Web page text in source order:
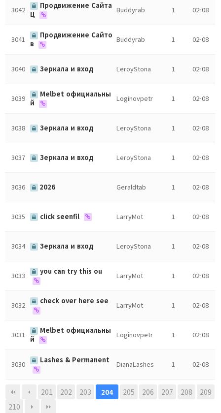
3042
Продвижение Сайта
Ц
Buddyrab 1 02-08
3041
Продвижение Сайто
в
Buddyrab 1 02-08
3040 Зеркала и вход LeroyStona 1 02-08
3039
Melbet официальны
й
Loginovpetr 1 02-08
3038 Зеркала и вход LeroyStona 1 02-08
3037 Зеркала и вход LeroyStona 1 02-08
3036 2026 Geraldtab 1 02-08
3035 click seenfil LarryMot 1 02-08
3034 Зеркала и вход LeroyStona 1 02-08
3033 you can try this ou LarryMot 1 02-08
3032 check over here see LarryMot 1 02-08
3031
Melbet официальны
й
Loginovpetr 1 02-08
3030 Lashes & Permanent DianaLashes 1 02-08
201 202 203 204 205 206 207 208
209
210